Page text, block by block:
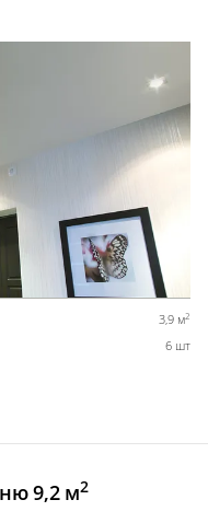
3,9 м2
6 шт
9,2 м2